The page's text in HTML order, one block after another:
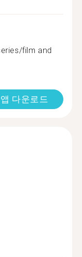
film and
앱 다운로드